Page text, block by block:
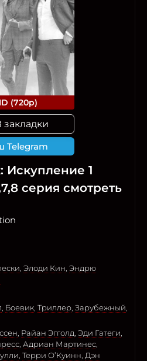
(720p)
закладки
Telegram
1
серия смотреть
Элоди Кин Эндрю
Боевик Триллер Зарубежный
Райан Эгголд Эди Гатеги
Адриан Мартинес
Терри О’Куинн Дэн